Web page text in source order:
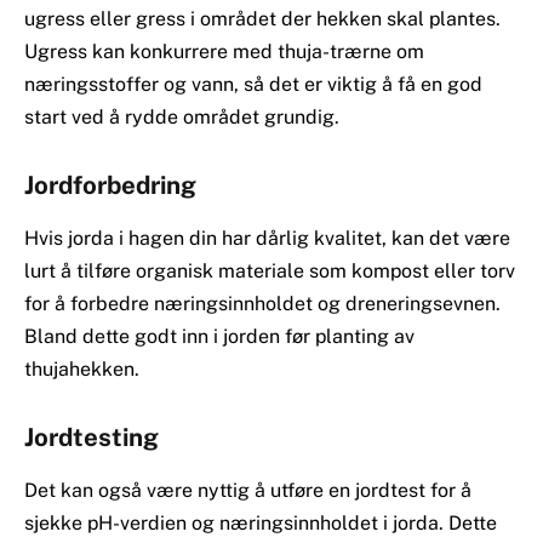
ugress eller gress i området der hekken skal plantes.
Ugress kan konkurrere med thuja-trærne om
næringsstoffer og vann, så det er viktig å få en god
start ved å rydde området grundig.
Jordforbedring
Hvis jorda i hagen din har dårlig kvalitet, kan det være
lurt å tilføre organisk materiale som kompost eller torv
for å forbedre næringsinnholdet og dreneringsevnen.
Bland dette godt inn i jorden før planting av
thujahekken.
Jordtesting
Det kan også være nyttig å utføre en jordtest for å
sjekke pH-verdien og næringsinnholdet i jorda. Dette